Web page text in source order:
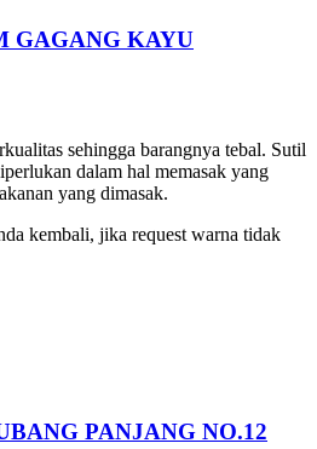
GAGANG KAYU
sehingga barangnya tebal. Sutil
dalam hal memasak yang
yang dimasak.
kembali, jika request warna tidak
PANJANG NO.12